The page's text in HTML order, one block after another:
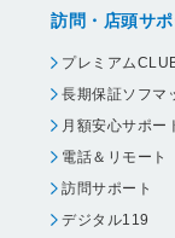
訪問・店頭サポ
プレミアム
長期保証ソフマ
月額安心サポー
電話＆リモート
訪問サポート
デジタル119